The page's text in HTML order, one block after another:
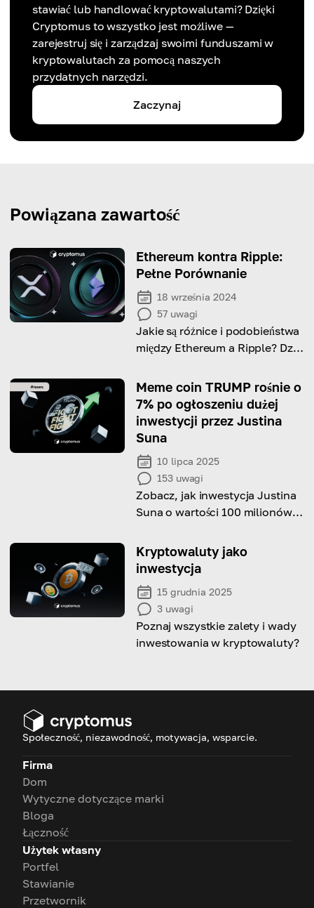
stawiać lub handlować kryptowalutami? Dzięki
Cryptomus to wszystko jest możliwe —
zarejestruj się i zarządzaj swoimi funduszami w
kryptowalutach za pomocą naszych
przydatnych narzędzi.
Zaczynaj
Powiązana zawartość
Ethereum kontra Ripple:
Pełne Porównanie
18 września 2024
57 uwagi
Jakie są różnice i podobieństwa
między Ethereum a Ripple? Dziś
strony.
Meme coin TRUMP rośnie o
7% po ogłoszeniu dużej
inwestycji przez Justina
Suna
10 lipca 2025
153 uwagi
Zobacz, jak inwestycja Justina
Suna o wartości 100 milionów
meme coinie TRUMP.
Kryptowaluty jako
inwestycja
15 grudnia 2025
3 uwagi
Poznaj wszystkie zalety i wady
inwestowania w kryptowaluty?
Społeczność, niezawodność, motywacja, wsparcie.
Firma
Dom
Wytyczne dotyczące marki
Bloga
Łączność
Użytek własny
Portfel
Stawianie
Przetwornik